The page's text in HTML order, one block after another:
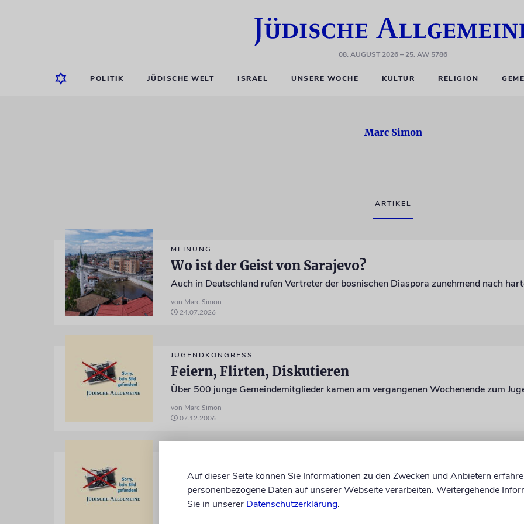
08. AUGUST 2026– 25. AW 5786
POLITIK JÜDISCHE WELT ISRAEL UNSERE WOCHE KULTUR RELIGION
Marc Simon
ARTIKEL
MEINUNG
Wo ist der Geist von Sarajevo?
von Marc Simon
24.07.2026
JUGENDKONGRESS
Feiern, Flirten, Diskutieren
von Marc Simon
07.12.2006
»Jetzt sind wir an der Reihe«
Fluch oder Segen: Jugendliche debattieren über Zuwanderung
Auf dieser Seite können Sie Informationen zu den Zwecken und Anbietern
personenbezogene Daten auf unserer Webseite verarbeiten. Weitergehende
Sie in unserer Datenschutzerklärung.